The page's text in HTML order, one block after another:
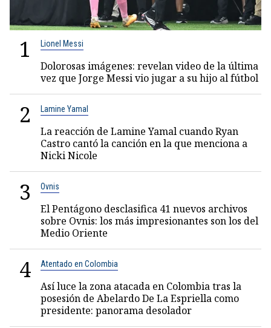
1 Lionel Messi
Dolorosas imágenes: revelan video de la última
vez que Jorge Messi vio jugar a su hijo al fútbol
2 Lamine Yamal
La reacción de Lamine Yamal cuando Ryan
Castro cantó la canción en la que menciona a
Nicki Nicole
3 Ovnis
El Pentágono desclasifica 41 nuevos archivos
sobre Ovnis: los más impresionantes son los del
Medio Oriente
4 Atentado en Colombia
Así luce la zona atacada en Colombia tras la
posesión de Abelardo De La Espriella como
presidente: panorama desolador